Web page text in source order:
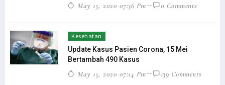
May 15, 2020 07:36 Pm 0 Comments
Kesehatan
Update Kasus Pasien Corona, 15 Mei
Bertambah 490 Kasus
May 15, 2020 07:14 Pm 139 Comments